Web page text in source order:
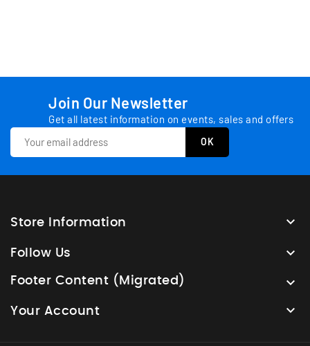
Join Our Newsletter
Get all latest information on events, sales and offers
Store Information 
Follow Us 
Footer Content (Migrated) 
Your Account 